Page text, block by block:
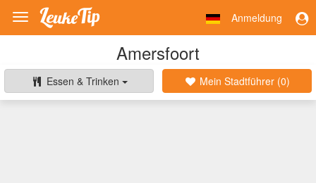
Toggle
navigation
Anmeldung
Amersfoort
Essen & Trinken Mein Stadtführer (0)